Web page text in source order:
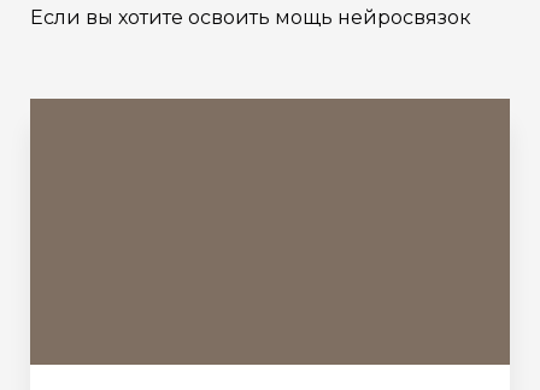
Если вы хотите освоить мощь нейросвязок